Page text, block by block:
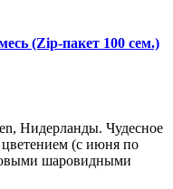
(Zip-пакет 100 сем.)
Нидерланды. Чудесное
(с июня по
шаровидными